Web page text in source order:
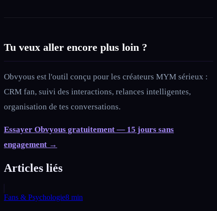
Tu veux aller encore plus loin ?
Obvyous est l'outil conçu pour les créateurs MYM sérieux :
CRM fan, suivi des interactions, relances intelligentes,
organisation de tes conversations.
Essayer Obvyous gratuitement — 15 jours sans
engagement →
Articles liés
Fans & Psychologie8 min